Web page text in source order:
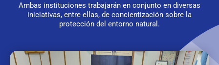
Ambas instituciones trabajarán en conjunto en diversas
iniciativas, entre ellas, de concientización sobre la
protección del entorno natural.